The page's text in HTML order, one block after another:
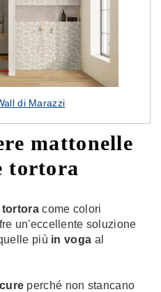
di Marazzi
mattonelle
tortora
tortoracome colori
un'eccellente soluzione
più in voga al
perché non stancano